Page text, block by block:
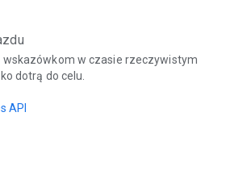
wskazówkom w czasie rzeczywistym
dotrą do celu.
API